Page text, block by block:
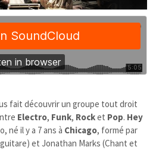
fait découvrir un groupe tout droit
Electro, Funk, Rocket Pop. Hey
né il y a 7 ans à Chicago, formé par
et Jonathan Marks (Chant et